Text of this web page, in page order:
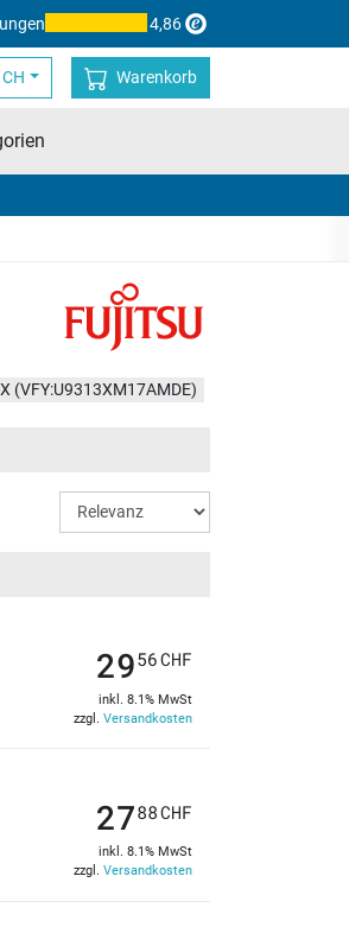
4,86
CH Warenkorb
(VFY:U9313XM17AMDE)
2956CHF
inkl. 8.1% MwSt
zzgl. Versandkosten
2788CHF
inkl. 8.1% MwSt
zzgl. Versandkosten